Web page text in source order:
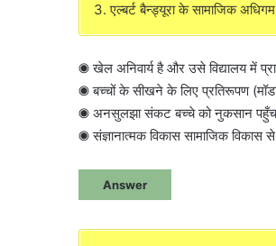
3. एल्बर्ट बैन्ड्यूरा के सामाजिक
◉ खेल अनिवार्य है और उसे विद्यालय में
◉ बच्चों के सीखने के लिए प्रतिरूपण
◉ अनसुलझा संकट बच्चे को नुकसान
◉ संज्ञानात्मक विकास सामाजिक विकास
Answer